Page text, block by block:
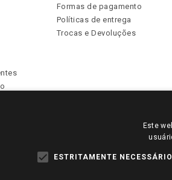
Formas de pagamento
Políticas de entrega
Trocas e Devoluções
PARA VER OS PREÇOS DA SUA REGIÃO,
TODOS OS PREÇOS E CONDIÇÕES COMERCIAIS
Este
ESTRITAMENTE